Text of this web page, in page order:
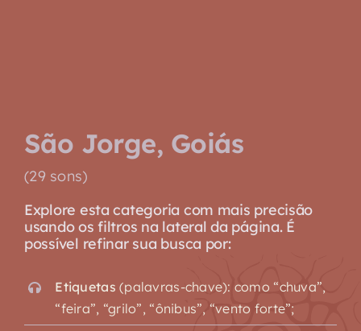
São Jorge, Goiás
(29 sons)
Explore esta categoria com mais precisão
usando os filtros na lateral da página. É
possível refinar sua busca por:
Etiquetas (palavras-chave): como “chuva”,
“feira”, “grilo”, “ônibus”, “vento forte”;